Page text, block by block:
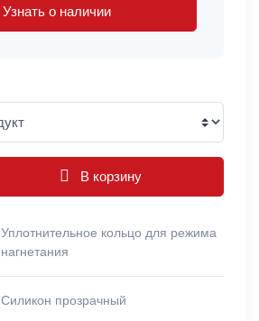
Узнать о наличии
В корзину
Уплотнительное кольцо для режима
нагнетания
Силикон прозрачный